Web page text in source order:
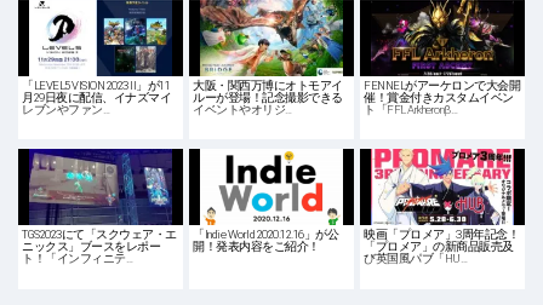
「LEVEL5 VISION 2023 II」が11
月29日夜に配信、イナズマイ
レブンやファン…
大阪・関西万博にオトモアイ
ルーが登場！記念撮影できる
イベントやオリジ…
FENNELがアーケロンで大会開
催！賞金付きカスタムイベン
ト「FFL Arkheronβ…
TGS2023にて「スクウェア・エ
ニックス」ブースをレポー
ト！「インフィニテ…
「Indie World 2020.12.16」が公
開！発表内容をご紹介！
映画「プロメア」3周年記念！
「プロメア」の新商品販売及
び英国風パブ「HU…